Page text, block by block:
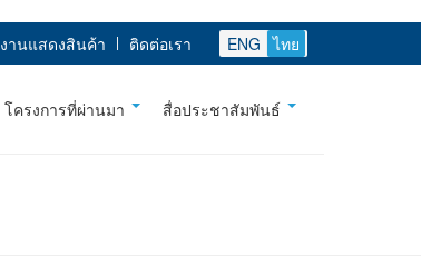
ENG ไทย
งานแสดงสินค้า ติดต่อเรา
โครงการที่ผ่านมา สื่อประชาสัมพันธ์